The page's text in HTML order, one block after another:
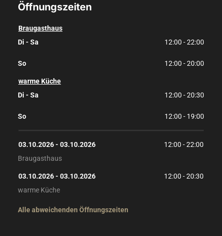
Öffnungszeiten
Braugasthaus
Di - Sa
12:00 - 22:00
So 12:00 - 20:00
warme Küche
Di - Sa
12:00 - 20:30
So 12:00 - 19:00
03.10.2026 - 03.10.2026 12:00 - 22:00
Braugasthaus
03.10.2026 - 03.10.2026 12:00 - 20:30
warme Küche
Alle abweichenden Öffnungszeiten